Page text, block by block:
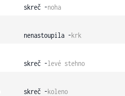
skreč -noha
nenastoupila -krk
skreč -levé stehno
skreč -koleno